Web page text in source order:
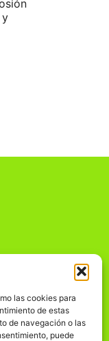
las cookies para
de estas
de navegación o las
puede
y